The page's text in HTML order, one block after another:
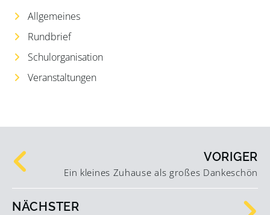
Allgemeines
Rundbrief
Schulorganisation
Veranstaltungen
VORIGER
Ein kleines Zuhause als großes Dankeschön
NÄCHSTER